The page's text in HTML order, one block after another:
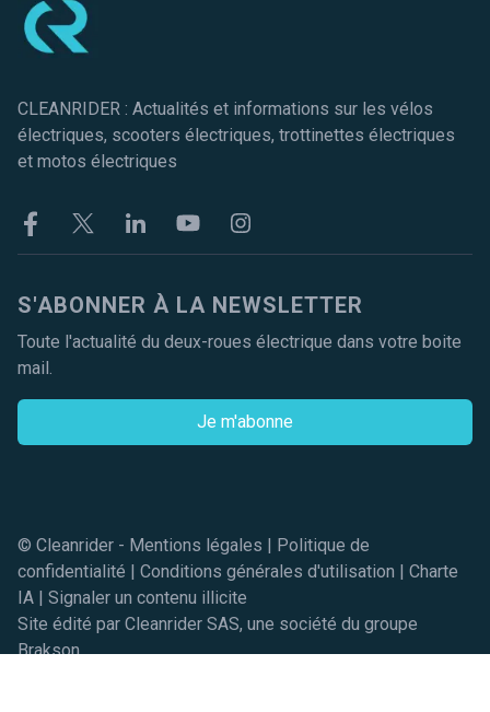
CLEANRIDER : Actualités et informations sur les vélos
électriques, scooters électriques, trottinettes électriques
et motos électriques
FacebookTwitter LinkekinYoutubeInstagram
S'ABONNER À LA NEWSLETTER
Toute l'actualité du deux-roues électrique dans votre boite
mail.
Je m'abonne
© Cleanrider - Mentions légales | Politique de
confidentialité | Conditions générales d'utilisation | Charte
IA | Signaler un contenu illicite
Site édité par Cleanrider SAS, une société du groupe
Brakson